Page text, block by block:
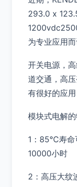
293.0 x
为专业应用而
开关电源，
道交通，高
有很好的应
模块式电解的
1：85℃寿命
10000小时
2：高压大纹